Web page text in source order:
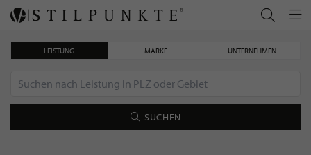
LEISTUNG MARKE UNTERNEHMEN
SUCHEN